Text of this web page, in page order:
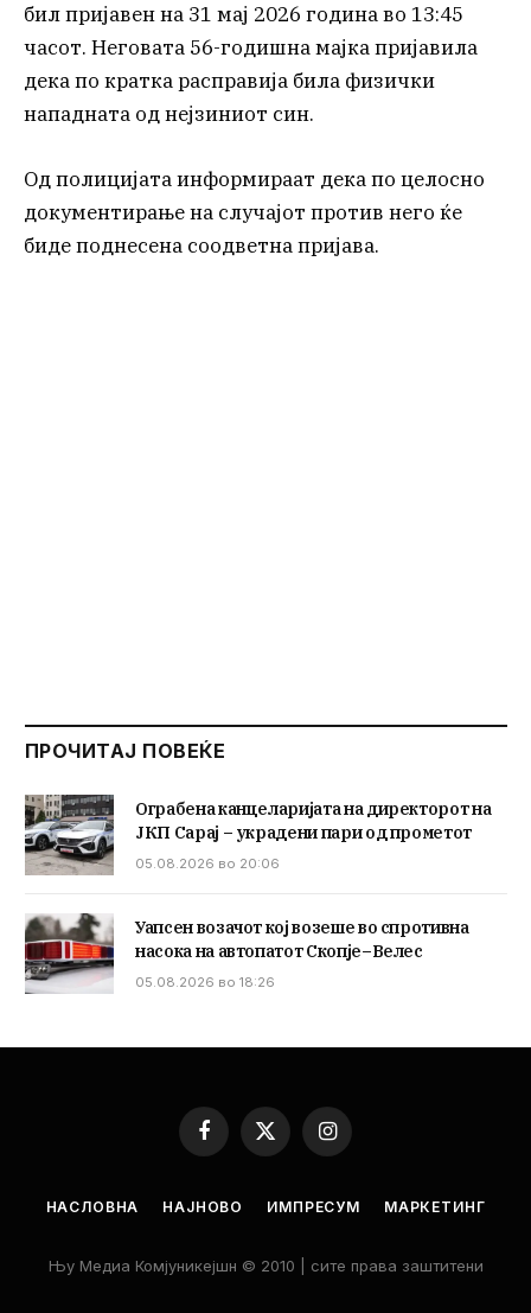
бил пријавен на 31 мај 2026 година во 13:45
часот. Неговата 56-годишна мајка пријавила
дека по кратка расправија била физички
нападната од нејзиниот син.
Од полицијата информираат дека по целосно
документирање на случајот против него ќе
биде поднесена соодветна пријава.
ПРОЧИТАЈ ПОВЕЌЕ
Ограбена канцеларијата на директорот на
ЈКП Сарај – украдени пари од прометот
05.08.2026 во 20:06
Уапсен возачот кој возеше во спротивна
насока на автопатот Скопје–Велес
05.08.2026 во 18:26
Facebook
X
(Twitter)
Instagram
НАСЛОВНА НАЈНОВО ИМПРЕСУМ МАРКЕТИНГ
Њу Медиа Комјуникејшн © 2010 | сите права заштитени